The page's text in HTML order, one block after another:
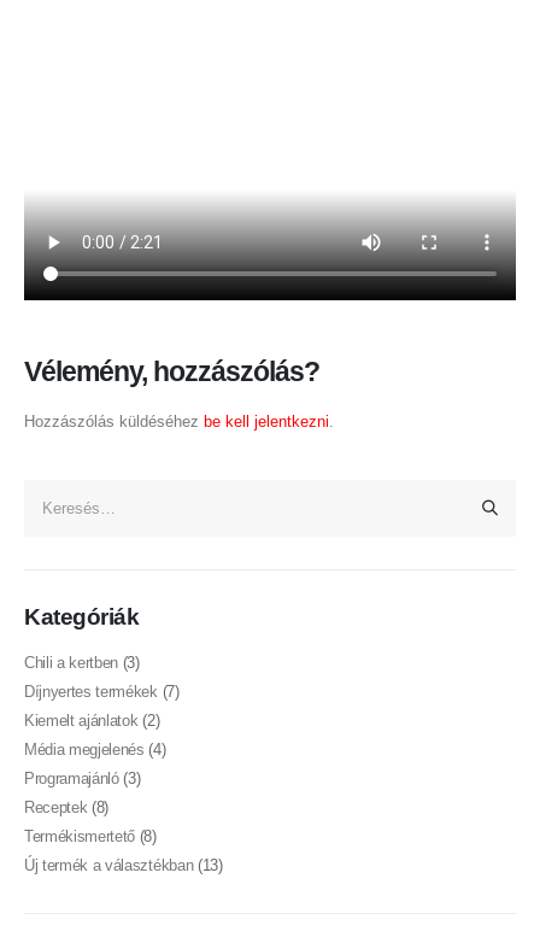
Vélemény, hozzászólás?
Hozzászólás küldéséhez be kell jelentkezni
Kategóriák
Chili a kertben (3)
Díjnyertes termékek (7)
Kiemelt ajánlatok (2)
Média megjelenés (4)
Programajánló(3)
Receptek (8)
Termékismertető (8)
Új termék a választékban(13)